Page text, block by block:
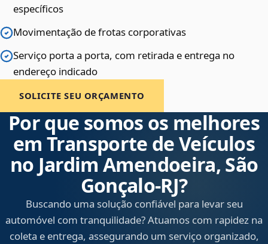
específicos
Movimentação de frotas corporativas
Serviço porta a porta, com retirada e entrega no
endereço indicado
SOLICITE SEU ORÇAMENTO
Por que somos os melhores
em Transporte de Veículos
no Jardim Amendoeira, São
Gonçalo‑RJ?
Buscando uma solução confiável para levar seu
automóvel com tranquilidade? Atuamos com rapidez na
coleta e entrega, assegurando um serviço organizado,